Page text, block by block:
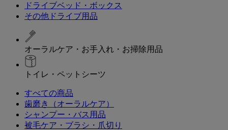
ドライブベッド・ボックス
その他ドライブ用品
オーラルケア・お手入れ・お掃除用品
トイレ・ペットシーツ
すべての商品
歯磨き（オーラルケア）
シャンプー・バス用品
被毛ケア・ブラシ・爪切り